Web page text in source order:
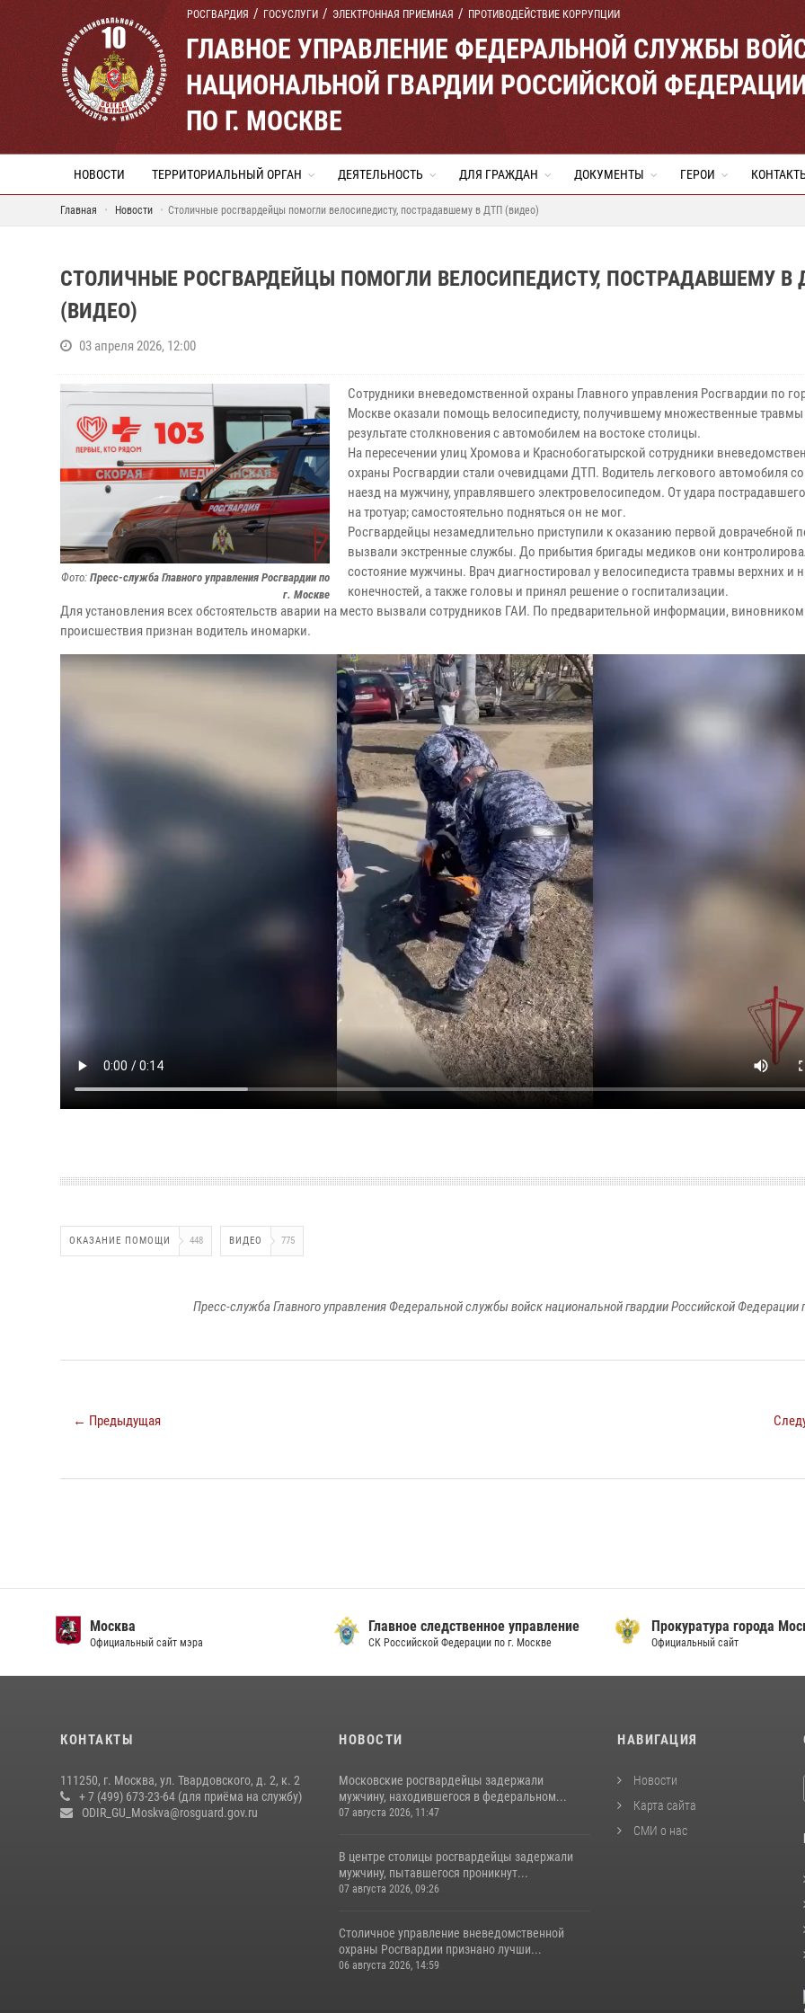
РОСГВАРДИЯ ГОСУСЛУГИ ЭЛЕКТРОННАЯ ПРИЕМНАЯ ПРОТИВОДЕЙСТВИЕ КОРРУПЦИИ
ГЛАВНОЕ УПРАВЛЕНИЕ ФЕДЕРАЛЬНОЙ СЛУЖБЫ
НАЦИОНАЛЬНОЙ ГВАРДИИ РОССИЙСКОЙ
ПО Г. МОСКВЕ
НОВОСТИ ТЕРРИТОРИАЛЬНЫЙ ОРГАН ДЕЯТЕЛЬНОСТЬ ДЛЯ ГРАЖДАН ДОКУМЕНТЫ ГЕРОИ
Главная Новости Столичные росгвардейцы помогли велосипедисту, пострадавшему в ДТП (видео)
СТОЛИЧНЫЕ РОСГВАРДЕЙЦЫ ПОМОГЛИ ВЕЛОСИПЕДИСТУ, ПОСТРАДАВШЕМУ В
(ВИДЕО)
03 апреля 2026, 12:00
Фото: Пресс-служба Главного управления Росгвардии по
г. Москве
Сотрудники вневедомственной охраны Главного управления Росгвардии по
Москве оказали помощь велосипедисту, получившему множественные травмы
результате столкновения с автомобилем на востоке столицы.
На пересечении улиц Хромова и Краснобогатырской сотрудники
охраны Росгвардии стали очевидцами ДТП. Водитель легкового автомобиля
наезд на мужчину, управлявшего электровелосипедом. От удара
на тротуар; самостоятельно подняться он не мог.
Росгвардейцы незамедлительно приступили к оказанию первой доврачебной
вызвали экстренные службы. До прибытия бригады медиков они
состояние мужчины. Врач диагностировал у велосипедиста травмы верхних и
конечностей, а также головы и принял решение о госпитализации.
Для установления всех обстоятельств аварии на место вызвали сотрудников ГАИ. По предварительной информации, виновником
происшествия признан водитель иномарки.
ОКАЗАНИЕ ПОМОЩИ 448 ВИДЕО 775
Пресс-служба Главного управления Федеральной службы войск национальной гвардии Российской Федерации
← Предыдущая
Москва
Официальный сайт мэра
Главное следственное управление
СК Российской Федерации по г. Москве
Прокуратура города
Официальный сайт
КОНТАКТЫ
111250, г. Москва, ул. Твардовского, д. 2, к. 2
+ 7 (499) 673-23-64 (для приёма на службу)
ODIR_GU_Moskva@rosguard.gov.ru
НОВОСТИ
Московские росгвардейцы задержали
мужчину, находившегося в федеральном...
07 августа 2026, 11:47
В центре столицы росгвардейцы задержали
мужчину, пытавшегося проникнут...
07 августа 2026, 09:26
Столичное управление вневедомственной
охраны Росгвардии признано лучши...
06 августа 2026, 14:59
НАВИГАЦИЯ
Новости
Карта сайта
СМИ о нас